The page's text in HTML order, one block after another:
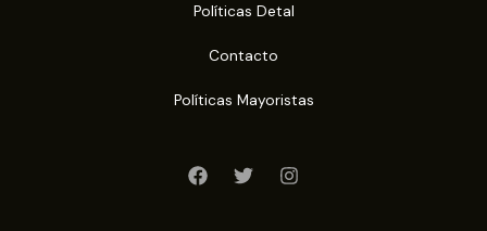
Políticas Detal
Contacto
Políticas Mayoristas